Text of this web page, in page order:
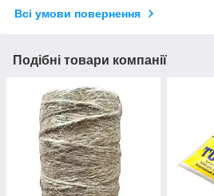
Всі умови повернення
Подібні товари компанії